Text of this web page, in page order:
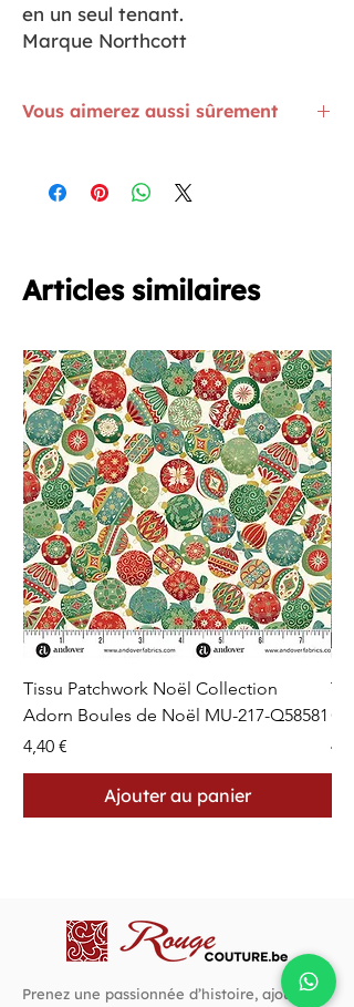
en un seul tenant.
Marque Northcott
Vous aimerez aussi sûrement
ICI
Mini règle patchworkICI
Articles similaires
Tissu Patchwork Noël Collection
Adorn Boules de Noël MU-217-Q58581
Prix
4,40 €
Ajouter au panier
Prix
Prenez une passionnée d’histoire, ajoutez-